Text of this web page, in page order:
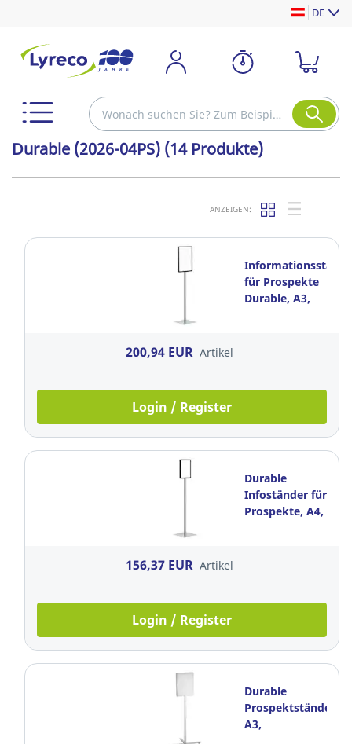
DE
Durable (2026-04PS) (14 Produkte)
ANZEIGEN:
für Prospekte
Durable, A3,
200,94 EUR Artikel
Login / Register
Durable
Infoständer für
Prospekte, A4,
156,37 EUR Artikel
Login / Register
Durable
Prospektständer,
A3,